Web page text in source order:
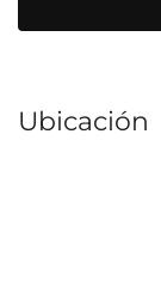
Ubicación